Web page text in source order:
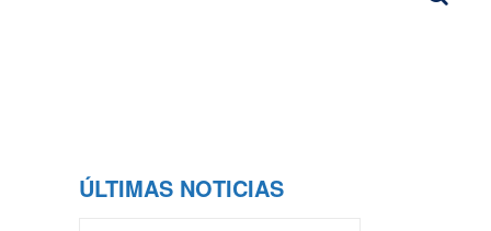
ÚLTIMAS NOTICIAS